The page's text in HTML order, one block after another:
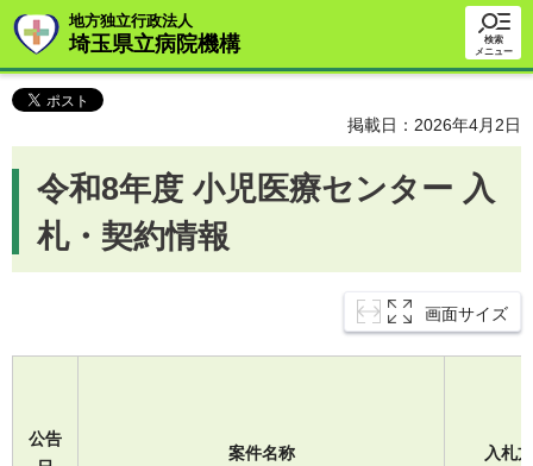
地方独立行政法人
埼玉県立病院機構
検索
メニュー
掲載日：2026年4月2日
令和8年度 小児医療センター 入
札・契約情報
画面サイズ
公告
案件名称 入札